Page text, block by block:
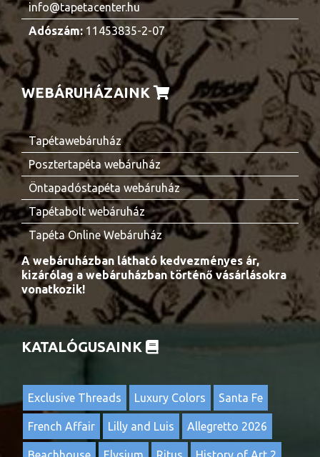
info@tapetacenter.hu
Adószám:11453835-2-07
WEBÁRUHÁZAINK
Tapétawebáruház
Posztertapéta webáruház
Öntapadóstapéta webáruház
Tapétabolt webáruház
Tapéta Online Webáruház
A webáruházban látható kedvezményes ár,
kizárólag a webáruházban történő vásárlásokra
vonatkozik!
KATALÓGUSAINK
Exclusive Threads Luxury Colors Santa Fe
French Affair Lilly and Luis Allegretto 2026